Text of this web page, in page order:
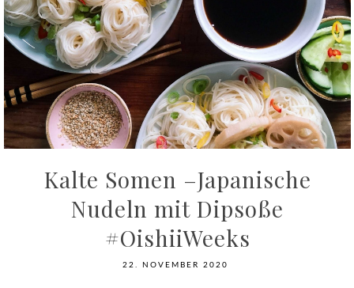
Kalte Somen –Japanische
Nudeln mit Dipsoße
#OishiiWeeks
22. NOVEMBER 2020